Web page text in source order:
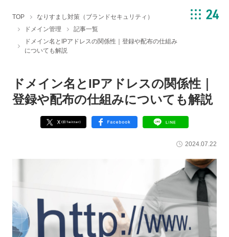
TOP
なりすまし対策（ブランドセキュリティ）
ドメイン管理
記事一覧
ドメイン名とIPアドレスの関係性｜登録や配布の仕組み
についても解説
ドメイン名とIPアドレスの関係性｜
登録や配布の仕組みについても解説
2024.07.22